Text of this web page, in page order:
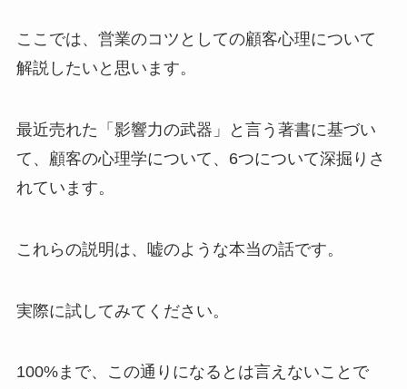
ここでは、営業のコツとしての顧客心理について
解説したいと思います。
最近売れた「影響力の武器」と言う著書に基づい
て、顧客の心理学について、6つについて深掘りさ
れています。
これらの説明は、嘘のような本当の話です。
実際に試してみてください。
100%まで、この通りになるとは言えないことで